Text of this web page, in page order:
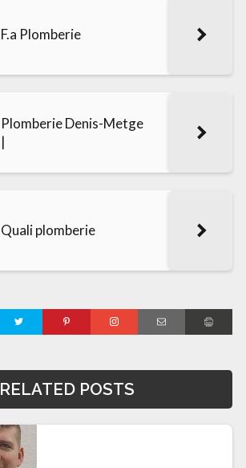
F.a Plomberie
Plomberie Denis-Metge
|
Quali plomberie
RELATED POSTS